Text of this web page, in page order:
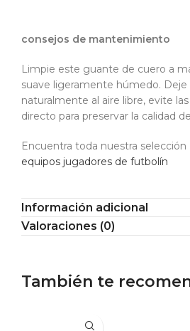
consejos de mantenimiento
Limpie este guante de cuero a
suave ligeramente húmedo. Deje
naturalmente al aire libre, evite
directo para preservar la calidad
Encuentra toda nuestra selección
equipos jugadores de futbolín
Información adicional
Valoraciones (0)
También te